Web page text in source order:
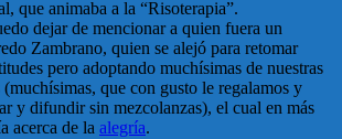
que animaba a la “Risoterapia”.
dejar de mencionar a quien fuera un
Zambrano, quien se alejó para retomar
pero adoptando muchísimas de nuestras
(muchísimas, que con gusto le regalamos y
y difundir sin mezcolanzas), el cual en más
acerca de la alegría.